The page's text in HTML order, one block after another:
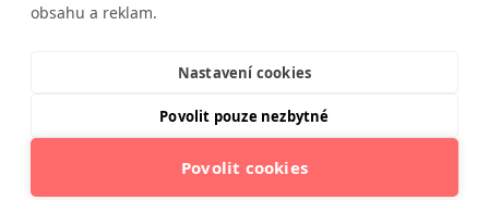
obsahu a reklam.
Nastavení cookies
Povolit pouze nezbytné
Povolit cookies
Vzdělávání ve výživě a zdravém životním stylu
© 2025 Institut moderní výživy